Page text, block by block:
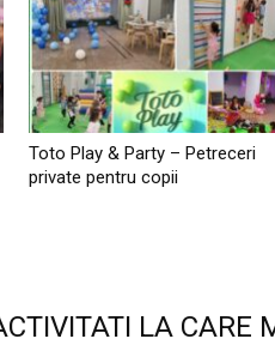
Toto Play & Party – Petreceri
private pentru copii
LA CARE